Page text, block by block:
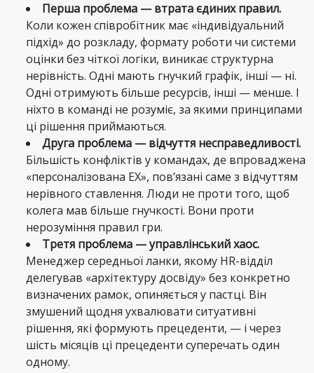
Перша проблема — втрата єдиних правил.
Коли кожен співробітник має «індивідуальний
підхід» до розкладу, формату роботи чи системи
оцінки без чіткої логіки, виникає структурна
нерівність. Одні мають гнучкий графік, інші — ні.
Одні отримують більше ресурсів, інші — менше. І
ніхто в команді не розуміє, за якими принципами
ці рішення приймаються.
Друга проблема — відчуття несправедливості.
Більшість конфліктів у командах, де впроваджена
«персоналізована EX», пов’язані саме з відчуттям
нерівного ставлення. Люди не проти того, щоб
колега мав більше гнучкості. Вони проти
нерозуміння правил гри.
Третя проблема — управлінський хаос.
Менеджер середньої ланки, якому HR-відділ
делегував «архітектуру досвіду» без конкретно
визначених рамок, опиняється у пастці. Він
змушений щодня ухвалювати ситуативні
рішення, які формують прецеденти, — і через
шість місяців ці прецеденти суперечать один
одному.